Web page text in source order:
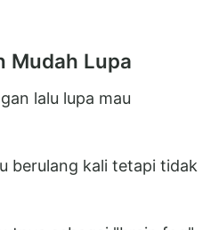
Mudah Lupa
lalu lupa mau
berulang kali tetapi tidak